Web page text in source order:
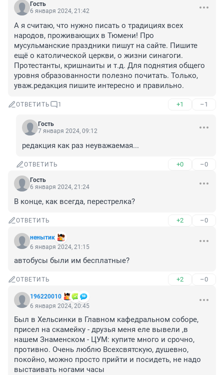
Гость
6 января 2024, 21:42
А я считаю, что нужно писать о традициях всех
народов, проживающих в Тюмени! Про
мусульманские праздники пишут на сайте. Пишите
ещё о католической церкви, о жизни синагоги.
Протестанты, кришнаиты и т.д. Для поднятия общего
уровня образованности полезно почитать. Только,
уваж.редакция пишите интересно и правильно.
ОТВЕТИТЬ 1 +1 –1
Гость
7 января 2024, 09:12
редакция как раз неуважаемая...
ОТВЕТИТЬ +0 –0
Гость
6 января 2024, 21:24
В конце, как всегда, перестрелка?
ОТВЕТИТЬ +2 –0
ненытик
6 января 2024, 21:15
автобусы были им бесплатные?
ОТВЕТИТЬ +2 –0
196220010
6 января 2024, 20:45
Был в Хельсинки в Главном кафедральном соборе,
присел на скамейку - друзья меня еле вывели ,в
нашем Знаменском - ЦУМ: купите много и срочно,
противно. Очень люблю Всехсвятскую, душевно,
покойно, можно просто прийти и посидеть, не надо
выстаивать ногами часы